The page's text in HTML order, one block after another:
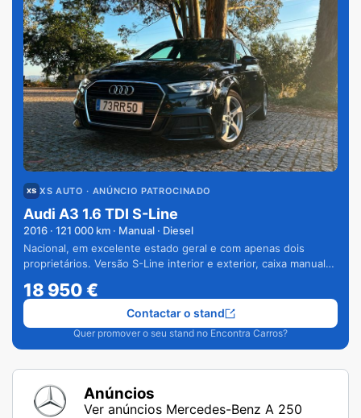
XS AUTO · ANÚNCIO PATROCINADO
Audi A3 1.6 TDI S-Line
2016 · 121 000 km · Manual · Diesel
Nacional, em excelente estado geral e com apenas dois
proprietários. Versão S-Line interior e exterior, caixa manual
18 950€
Quer promover o seu stand no Encontra Carros?
Contactar o stand
Anúncios
Ver anúncios Mercedes-Benz A 250